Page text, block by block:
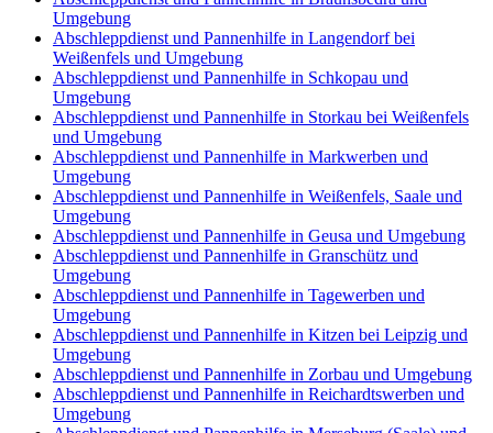
Umgebung
Abschleppdienst und Pannenhilfe in Langendorf bei
Weißenfels und Umgebung
Abschleppdienst und Pannenhilfe in Schkopau und
Umgebung
Abschleppdienst und Pannenhilfe in Storkau bei Weißenfels
und Umgebung
Abschleppdienst und Pannenhilfe in Markwerben und
Umgebung
Abschleppdienst und Pannenhilfe in Weißenfels, Saale und
Umgebung
Abschleppdienst und Pannenhilfe in Geusa und Umgebung
Abschleppdienst und Pannenhilfe in Granschütz und
Umgebung
Abschleppdienst und Pannenhilfe in Tagewerben und
Umgebung
Abschleppdienst und Pannenhilfe in Kitzen bei Leipzig und
Umgebung
Abschleppdienst und Pannenhilfe in Zorbau und Umgebung
Abschleppdienst und Pannenhilfe in Reichardtswerben und
Umgebung